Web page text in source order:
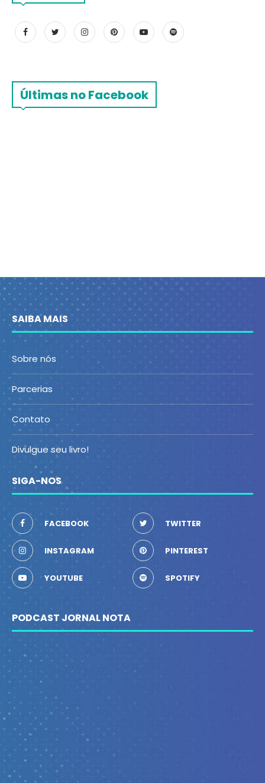
Últimas no Facebook
SAIBA MAIS
Sobre nós
Parcerias
Contato
Divulgue seu livro!
SIGA-NOS
FACEBOOK TWITTER
INSTAGRAM PINTEREST
YOUTUBE SPOTIFY
PODCAST JORNAL NOTA